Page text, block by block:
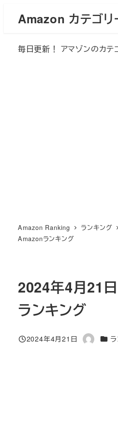
Amazon カテゴリ
毎日更新！ アマゾンのカテ
Amazon Ranking ランキング
Amazonランキング
2024年4月21
ランキング
投稿日
2024年4月21日
著
カテ